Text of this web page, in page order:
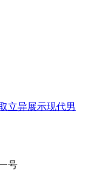
立异展示现代男
号